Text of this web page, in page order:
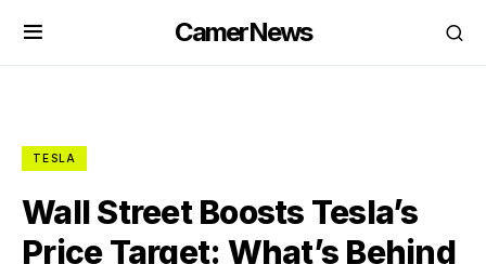
CamerNews
TESLA
Wall Street Boosts Tesla’s
Price Target: What’s Behind